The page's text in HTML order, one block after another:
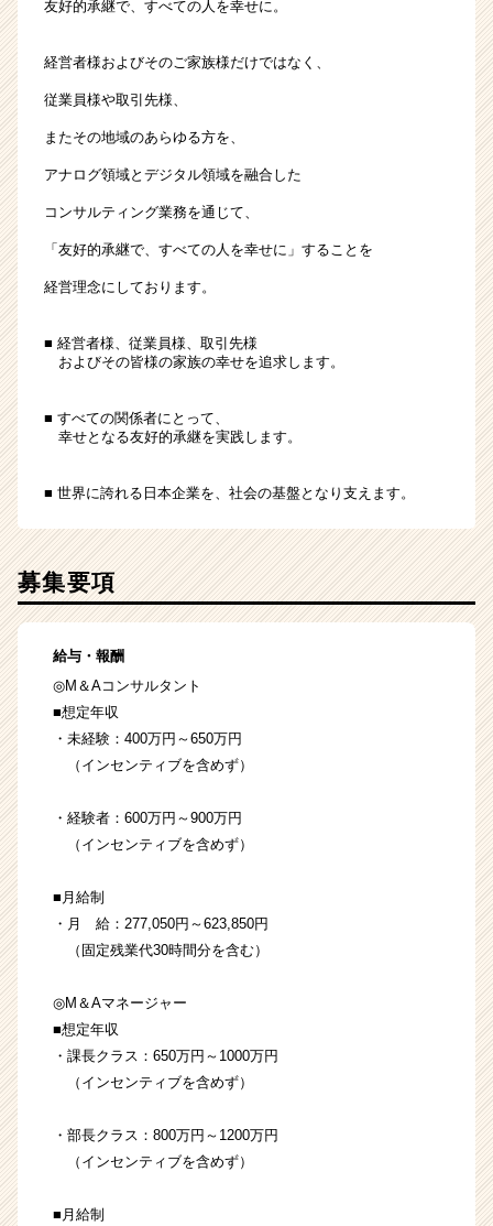
友好的承継で、すべての人を幸せに。
経営者様およびそのご家族様だけではなく、
従業員様や取引先様、
またその地域のあらゆる方を、
アナログ領域とデジタル領域を融合した
コンサルティング業務を通じて、
「友好的承継で、すべての人を幸せに」することを
経営理念にしております。
■ 経営者様、従業員様、取引先様
およびその皆様の家族の幸せを追求します。
■ すべての関係者にとって、
幸せとなる友好的承継を実践します。
■ 世界に誇れる日本企業を、社会の基盤となり支えます。
募集要項
給与・報酬
◎M＆Aコンサルタント
■想定年収
・未経験：400万円～650万円
（インセンティブを含めず）
・経験者：600万円～900万円
（インセンティブを含めず）
■月給制
・月 給：277,050円～623,850円
（固定残業代30時間分を含む）
◎M＆Aマネージャー
■想定年収
・課長クラス：650万円～1000万円
（インセンティブを含めず）
・部長クラス：800万円～1200万円
（インセンティブを含めず）
■月給制